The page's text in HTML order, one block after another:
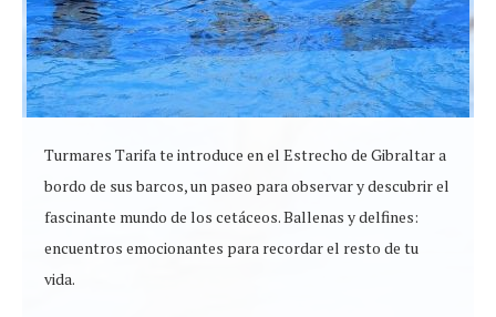
Turmares Tarifa te introduce en el Estrecho de Gibraltar a
bordo de sus barcos, un paseo para observar y descubrir el
fascinante mundo de los cetáceos. Ballenas y delfines:
encuentros emocionantes para recordar el resto de tu
vida.